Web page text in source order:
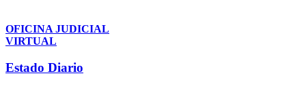
OFICINA JUDICIAL
VIRTUAL
Estado Diario